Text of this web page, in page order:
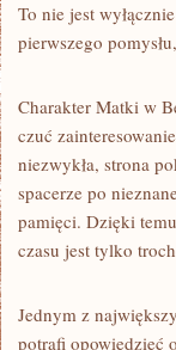
To nie jest
pierwszego
Charakter Matki w
czuć
niezwykła, strona
spacerze po
pamięci. Dzięki
czasu jest tylko
Jednym z
potrafi opowiedzieć